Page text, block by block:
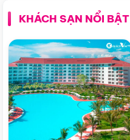
KHÁCH SẠN NỔI BẬT